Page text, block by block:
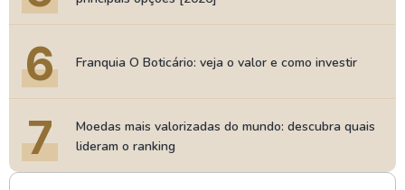
6 Franquia O Boticário: veja o valor e como investir
7
Moedas mais valorizadas do mundo: descubra quais
lideram o ranking